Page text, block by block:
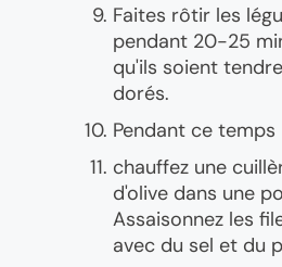
Faites rôtir les
pendant 20-25
qu'ils soient
dorés.
Pendant ce temps
chauffez une
d'olive dans une
Assaisonnez les
avec du sel et du